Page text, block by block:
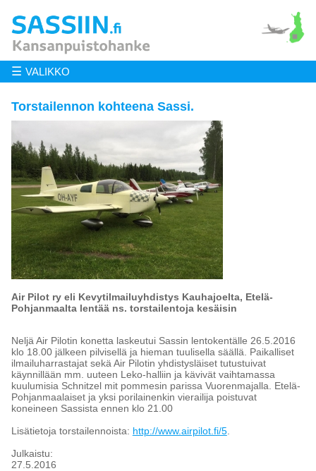
☰ VALIKKO
Torstailennon kohteena Sassi.
Air Pilot ry eli Kevytilmailuyhdistys Kauhajoelta, Etelä-
Pohjanmaalta lentää ns. torstailentoja kesäisin
Neljä Air Pilotin konetta laskeutui Sassin lentokentälle 26.5.2016
klo 18.00 jälkeen pilvisellä ja hieman tuulisella säällä. Paikalliset
ilmailuharrastajat sekä Air Pilotin yhdistysläiset tutustuivat
käynnillään mm. uuteen Leko-halliin ja kävivät vaihtamassa
kuulumisia Schnitzel mit pommesin parissa Vuorenmajalla. Etelä-
Pohjanmaalaiset ja yksi porilainenkin vierailija poistuvat
koneineen Sassista ennen klo 21.00
Lisätietoja torstailennoista: http://www.airpilot.fi/5.
Julkaistu:
27.5.2016